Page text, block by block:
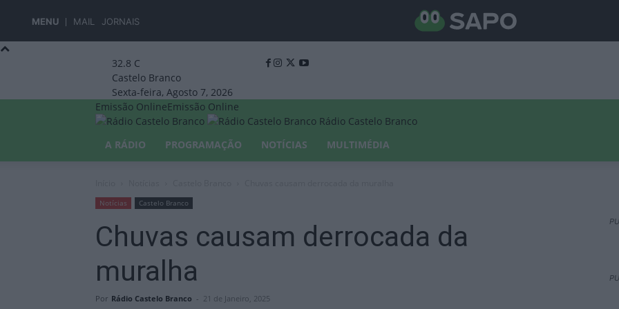
MENU MAIL JORNAIS
32.8 C
Castelo Branco
Sexta-feira, Agosto 7, 2026
Emissão OnlineEmissão Online
Rádio Castelo Branco
A RÁDIO
PROGRAMAÇÃO NOTÍCIAS MULTIMÉDIA
Notícias Castelo Branco
Chuvas causam derrocada da
muralha
Por Rádio Castelo Branco - 21 de Janeiro, 2025